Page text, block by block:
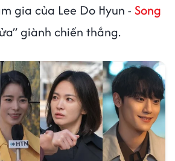
gia của Lee Do Hyun - Song
giành chiến thắng.